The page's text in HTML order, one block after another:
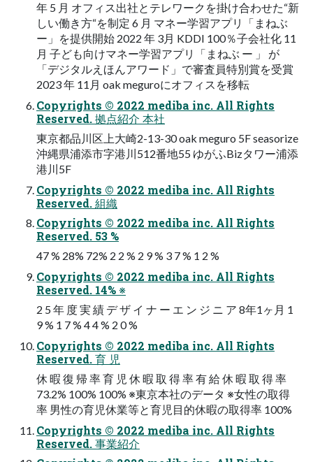
年 5 月 オフィス出社とテレワークを掛け合わせた“新
しい働き方“を制定 6 月 マネー学習アプリ「まねぶ
ー」を提供開始 2022 年 3月 KDDI 100％子会社化 11
月 子ども向けマネー学習アプリ「まねぶ ー 」 が
「デジタルえほんアワード」で審査員特別賞を受賞
2023 年 11月 oak meguroにオフィスを移転
Copyrights © 2022 mediba inc. All Rights
Reserved. 拠点紹介 本社
東京都品川区上大崎2-13-30 oak meguro 5F seasorize
沖縄県浦添市字港川512番地55 ゆがふBizタワー浦添
港川5F
Copyrights © 2022 mediba inc. All Rights
Reserved. 組織
Copyrights © 2022 mediba inc. All Rights
Reserved. 53 %
47 % 28% 72% 2 2 % 2 9 % 3 7 % 1 2 %
Copyrights © 2022 mediba inc. All Rights
Reserved. 14% ※
2 5 年 度 実 績 デ ザ イ ナ ー エ ン ジ ニ ア 8年1ヶ月 1
9 % 1 7 % 4 4 % 2 0 %
Copyrights © 2022 mediba inc. All Rights
Reserved. 育 児
休 暇 復 帰 率 育 児 休 暇 取 得 率 有 給 休 暇 取 得 率
73.2% 100% 100% ※東京本社のデータ ※女性の取得
率 男性の育児休業等と育児目的休暇の取得率 100%
Copyrights © 2022 mediba inc. All Rights
Reserved. 事業紹介